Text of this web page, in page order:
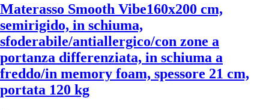
Materasso Smooth Vibe160x200 cm,
semirigido, in schiuma,
sfoderabile/antiallergico/con zone a
portanza differenziata, in schiuma a
freddo/in memory foam, spessore 21 cm,
portata 120 kg